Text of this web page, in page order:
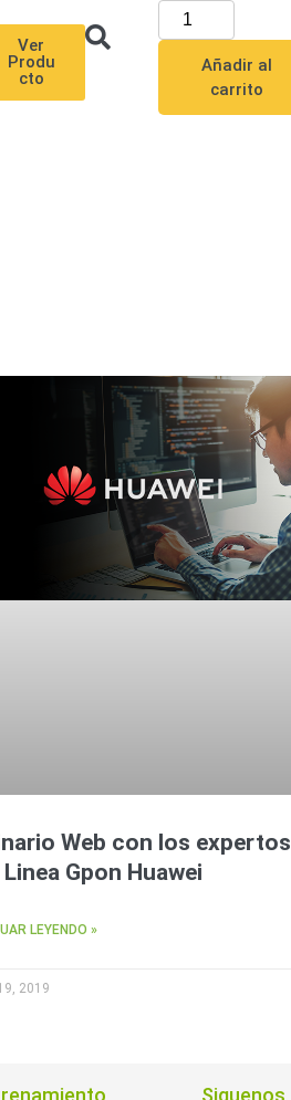
Ver
Produ
cto
Añadir al
carrito
Web con los expertos
Linea Gpon Huawei
LEYENDO »
2019
Siguenos